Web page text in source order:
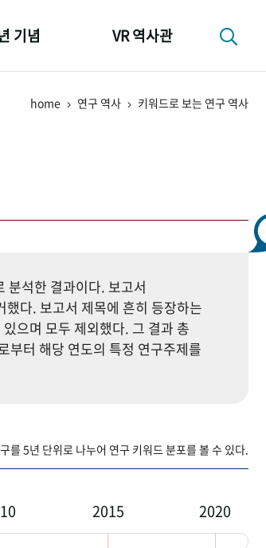
기념 VR 역사관
home 연구 역사 키워드로 보는 연구 역사
분석한 결과이다. 보고서
다. 보고서 제목에 흔히 등장하는
으며 모두 제외했다. 그 결과 총
부터 해당 연도의 특정 연구주제를
를 5년 단위로 나누어 연구 키워드 분포를 볼 수 있다.
2015 2020